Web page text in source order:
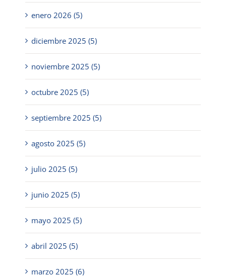
enero 2026 (5)
diciembre 2025 (5)
noviembre 2025 (5)
octubre 2025 (5)
septiembre 2025 (5)
agosto 2025 (5)
julio 2025 (5)
junio 2025 (5)
mayo 2025 (5)
abril 2025 (5)
marzo 2025 (6)